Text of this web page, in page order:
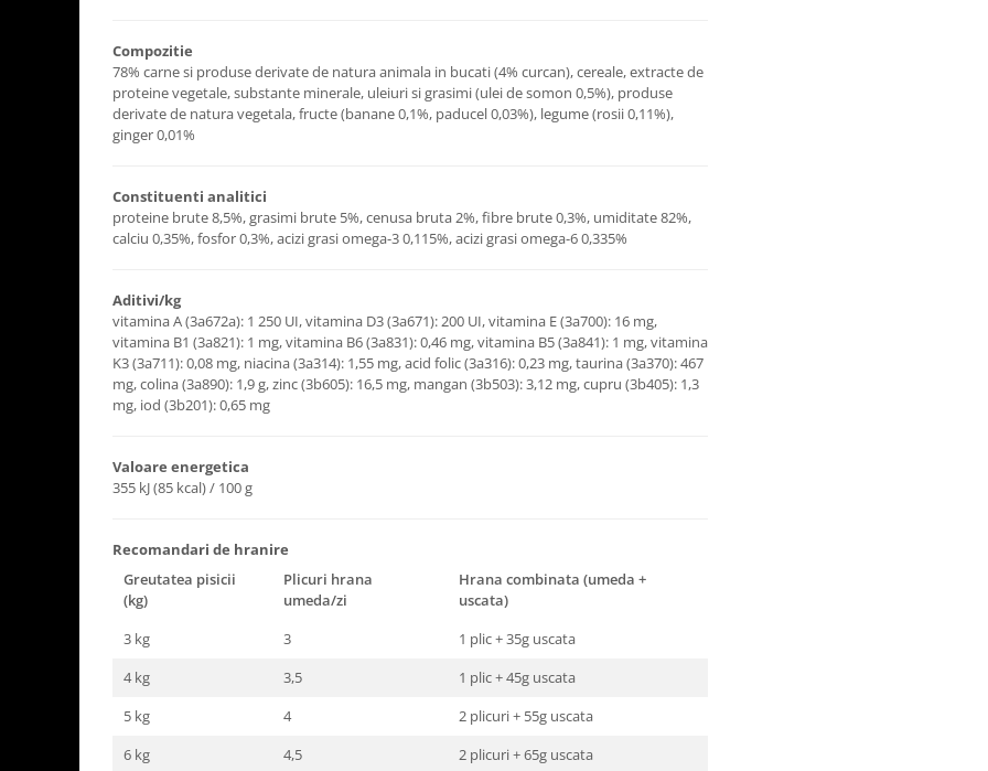
Compozitie
78% carne si produse derivate de natura animala in bucati (4% curcan), cereale, extracte de
proteine vegetale, substante minerale, uleiuri si grasimi (ulei de somon 0,5%), produse
derivate de natura vegetala, fructe (banane 0,1%, paducel 0,03%), legume (rosii 0,11%),
ginger 0,01%
Constituenti analitici
proteine brute 8,5%, grasimi brute 5%, cenusa bruta 2%, fibre brute 0,3%, umiditate 82%,
calciu 0,35%, fosfor 0,3%, acizi grasi omega-3 0,115%, acizi grasi omega-6 0,335%
Aditivi/kg
vitamina A (3a672a): 1 250 UI, vitamina D3 (3a671): 200 UI, vitamina E (3a700): 16 mg,
vitamina B1 (3a821): 1 mg, vitamina B6 (3a831): 0,46 mg, vitamina B5 (3a841): 1 mg, vitamina
K3 (3a711): 0,08 mg, niacina (3a314): 1,55 mg, acid folic (3a316): 0,23 mg, taurina (3a370): 467
mg, colina (3a890): 1,9 g, zinc (3b605): 16,5 mg, mangan (3b503): 3,12 mg, cupru (3b405): 1,3
mg, iod (3b201): 0,65 mg
Valoare energetica
355 kJ (85 kcal) / 100 g
Recomandari de hranire
Greutatea pisicii
(kg)
Plicuri hrana
umeda/zi
Hrana combinata (umeda +
uscata)
3 kg
3
1 plic + 35g uscata
4 kg
3,5
1 plic + 45g uscata
5 kg
4
2 plicuri + 55g uscata
6 kg
4,5 2 plicuri + 65g uscata